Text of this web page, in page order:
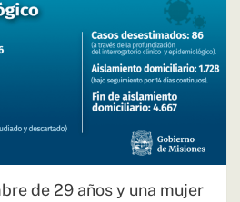
de 29 años y una mujer